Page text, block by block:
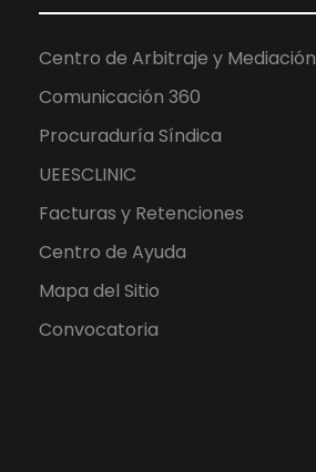
Centro de Arbitraje y Mediación
Comunicación 360
Procuraduría Síndica
UEESCLINIC
Facturas y Retenciones
Centro de Ayuda
Mapa del Sitio
Convocatoria